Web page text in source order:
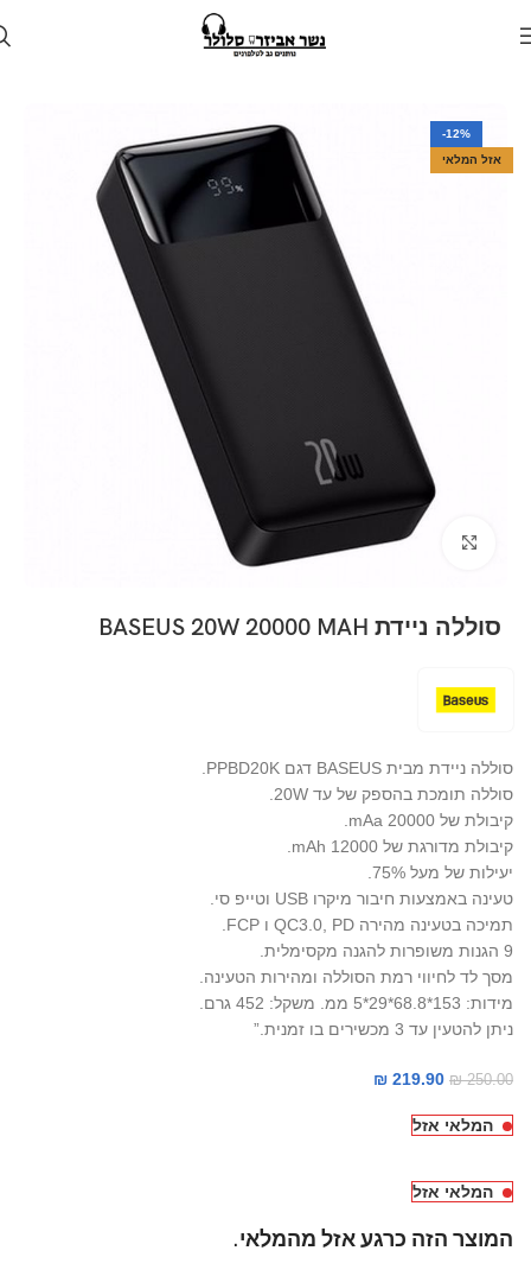
מטען נייד
-12%
אזל המלאי
Click to enlarge
סוללה ניידת BASEUS 20W 20000 MAH
סוללה ניידת מבית BASEUS דגם PPBD20K.
סוללה תומכת בהספק של עד 20W.
קיבולת של 20000 mAa.
קיבולת מדורגת של 12000 mAh.
יעילות של מעל 75%.
טעינה באמצעות חיבור מיקרו USB וטייפ סי.
תמיכה בטעינה מהירה QC3.0, PD ו FCP.
9 הגנות משופרות להגנה מקסימלית.
מסך לד לחיווי רמת הסוללה ומהירות הטעינה.
מידות: 153*68.8*29*5 ממ. משקל: 452 גרם.
ניתן להטעין עד 3 מכשירים בו זמנית.”
₪250.00
₪ 219.90
המלאי אזל
המלאי אזל
המוצר הזה כרגע אזל מהמלאי.